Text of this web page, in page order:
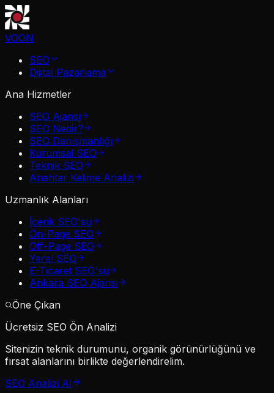
VOON
SEO
Dijital Pazarlama
Ana Hizmetler
SEO Ajansı
SEO Nedir?
SEO Danışmanlığı
Kurumsal SEO
Teknik SEO
Anahtar Kelime Analizi
Uzmanlık Alanları
İçerik SEO'su
On-Page SEO
Off-Page SEO
Yerel SEO
E-Ticaret SEO'su
Ankara SEO Ajansı
Öne Çıkan
Ücretsiz SEO Ön Analizi
Sitenizin teknik durumunu, organik görünürlüğünü ve
fırsat alanlarını birlikte değerlendirelim.
SEO Analizi Al